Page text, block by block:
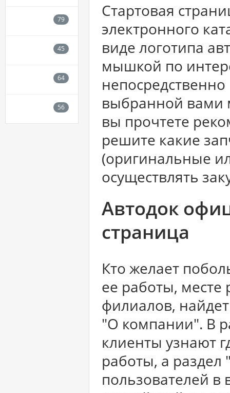
Стартовая
электронного
виде логотипа
мышкой по
выбранной вами
вы прочтете
решите какие
(оригинальные
осуществлять
Автодок
страница
Кто желает
ее работы, месте
филиалов,
"О компании". В
клиенты узнают
работы, а раздел
пользователей в